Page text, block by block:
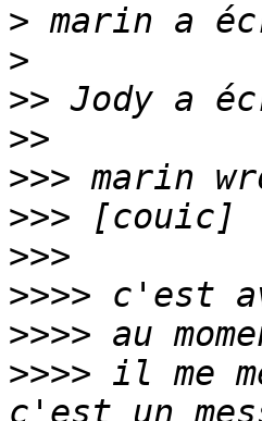
>
>
>>
>>
>>>
>>>
>>>
>>>>
>>>>
>>>> il me